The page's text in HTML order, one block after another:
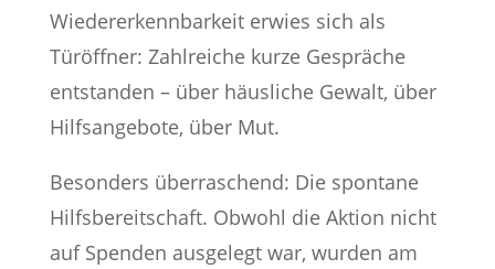
Wiedererkennbarkeit erwies sich als
Türöffner: Zahlreiche kurze Gespräche
entstanden – über häusliche Gewalt, über
Hilfsangebote, über Mut.
Besonders überraschend: Die spontane
Hilfsbereitschaft. Obwohl die Aktion nicht
auf Spenden ausgelegt war, wurden am